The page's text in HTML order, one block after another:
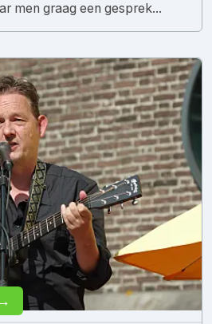
men graag een gesprek...